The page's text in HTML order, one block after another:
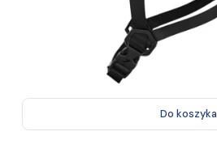
Do koszyka